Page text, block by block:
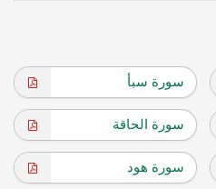
سورة سبأ
سورة الحاقة
سورة هود